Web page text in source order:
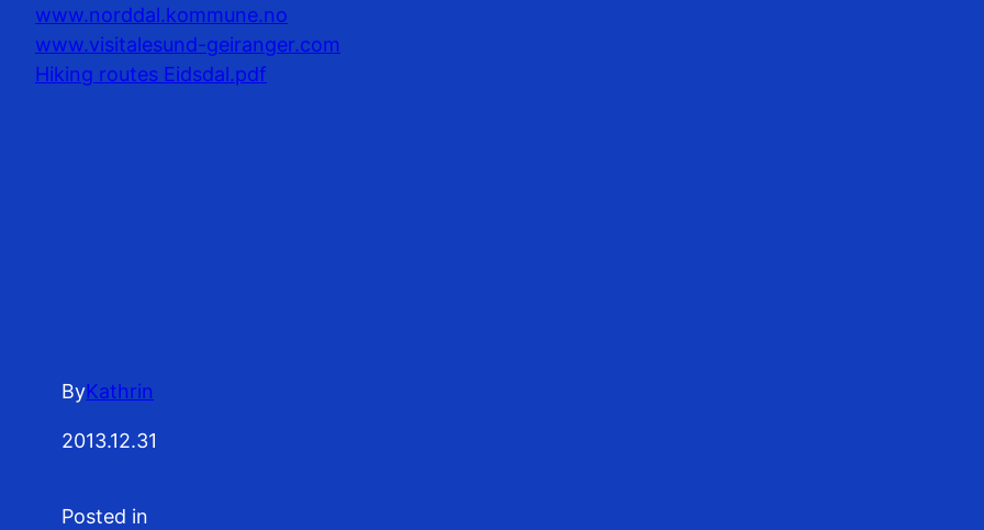
www.norddal.kommune.no
www.visitalesund-geiranger.com
Hiking routes Eidsdal.pdf
ByKathrin
2013.12.31
Posted in